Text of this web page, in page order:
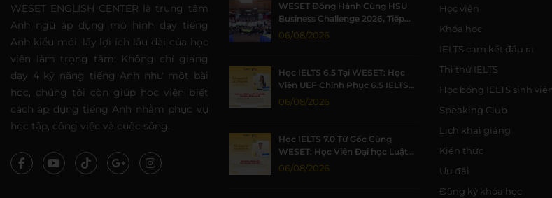
WESET ENGLISH CENTER là trung tâm
Anh ngữ áp dụng mô hình dạy tiếng
Anh kiểu mới, lấy lợi ích lâu dài của học
viên làm trọng tâm: Không chỉ giảng
dạy 4 kỹ năng tiếng Anh như một bài
học, chúng tôi còn giúp học viên biết
cách áp dụng tiếng Anh nhằm phục vụ
học tập, công việc và cuộc sống.
WESET Đồng Hành Cùng HSU
Business Challenge 2026, Tiếp
Sức Sinh Viên Khởi Nghiệp
06/08/2026
Học IELTS 6.5 Tại WESET: Học
Viên UEF Chinh Phục 6.5 IELTS
Nhờ Môi Trường Học Tập Chất
06/08/2026
Học IELTS 7.0 Từ Gốc Cùng
WESET: Học Viên Đại học Luật
TP.HCM Đạt 7.0 IELTS
06/08/2026
Học viên
Khóa học
IELTS cam kết đầu ra
Thi thử IELTS
Học bổng IELTS sinh
Speaking Club
Lịch khai giảng
Kiến thức
Ưu đãi
Đăng ký khóa học